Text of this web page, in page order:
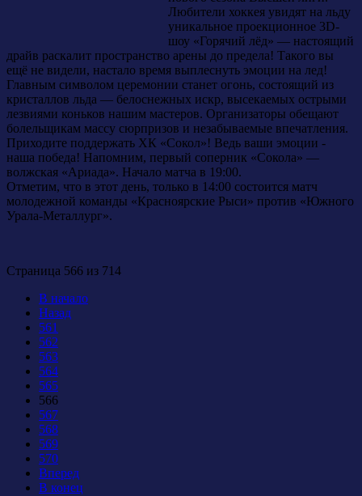
Любители хоккея увидят на льду
уникальное проекционное 3D-
шоу «Горячий лёд» — настоящий
драйв раскалит пространство арены до предела! Такого вы
ещё не видели, настало время выплеснуть эмоции на лед!
Главным символом церемонии станет огонь, состоящий из
кристаллов льда — белоснежных искр, высекаемых острыми
лезвиями коньков нашим мастеров. Организаторы обещают
болельщикам массу сюрпризов и незабываемые впечатления.
Приходите поддержать ХК «Сокол»! Ведь ваши эмоции -
наша победа! Напомним, первый соперник «Сокола» —
волжская «Ариада». Начало матча в 19:00.
Отметим, что в этот день, только в 14:00 состоится матч
молодежной команды «Красноярские Рыси» против «Южного
Урала-Металлург».
Страница 566 из 714
В начало
Назад
561
562
563
564
565
566
567
568
569
570
Вперед
В конец